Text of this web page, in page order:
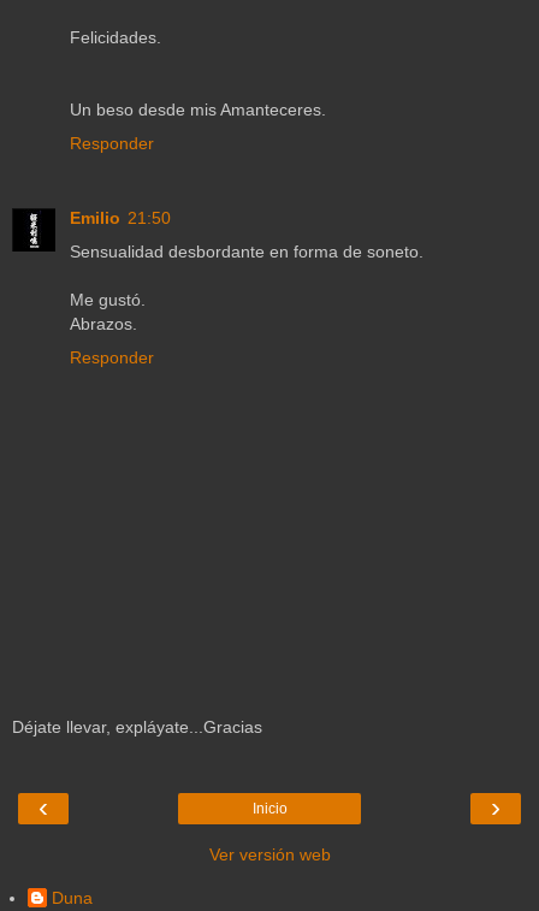
Felicidades.
Un beso desde mis Amanteceres.
Responder
Emilio 21:50
Sensualidad desbordante en forma de soneto.
Me gustó.
Abrazos.
Responder
Déjate llevar, expláyate...Gracias
‹ ›
Inicio
Ver versión web
Duna